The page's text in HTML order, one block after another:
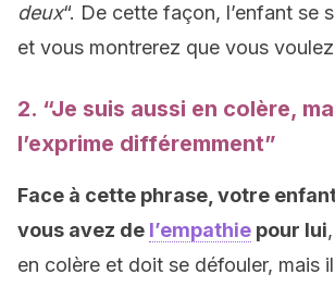
deux“. De cette façon, l’enfant se
et vous montrerez que vous voulez
2. “Je suis aussi en colère,
l’exprime différemment”
Face à cette phrase, votre
vous avez de l’empathie pour lui
en colère et doit se défouler, mais